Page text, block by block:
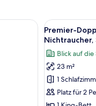
Schreibtisch
Alle
Fotos
für
Premier-
7
Premier-
Blick auf
23 m²
1
Platz für 2